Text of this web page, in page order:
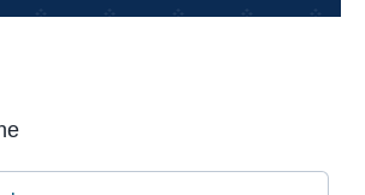
Alles zum Tasten, Zupfen, Schlagen.